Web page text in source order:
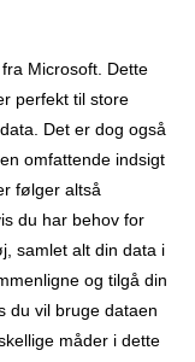
Microsoft. Dette
perfekt til store
Det er dog også
omfattende indsigt
følger altså
du har behov for
samlet alt din data i
og tilgå din
du vil bruge dataen
måder i dette